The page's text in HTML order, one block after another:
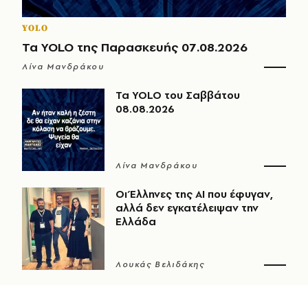
YOLO
Τα YOLO της Παρασκευής 07.08.2026
Λίνα Μανδράκου
Τα YOLO του Σαββάτου
08.08.2026
Λίνα Μανδράκου
Οι Έλληνες της ΑΙ που έφυγαν,
αλλά δεν εγκατέλειψαν την
Ελλάδα
Λουκάς Βελιδάκης